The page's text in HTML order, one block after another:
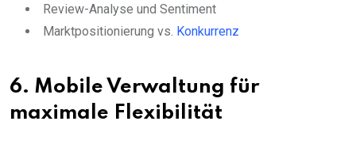
Review-Analyse und Sentiment
Marktpositionierung vs. Konkurrenz
6. Mobile Verwaltung für
maximale Flexibilität